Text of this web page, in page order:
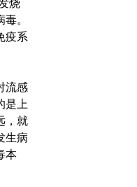
。
疫系
流感
是上
，就
生病
本